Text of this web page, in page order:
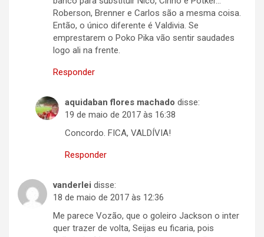
Roberson, Brenner e Carlos são a mesma coisa.
Então, o único diferente é Valdivia. Se
emprestarem o Poko Pika vão sentir saudades
logo ali na frente.
Responder
aquidaban flores machado disse:
19 de maio de 2017 às 16:38
Concordo. FICA, VALDÍVIA!
Responder
vanderlei disse:
18 de maio de 2017 às 12:36
Me parece Vozão, que o goleiro Jackson o inter
quer trazer de volta, Seijas eu ficaria, pois